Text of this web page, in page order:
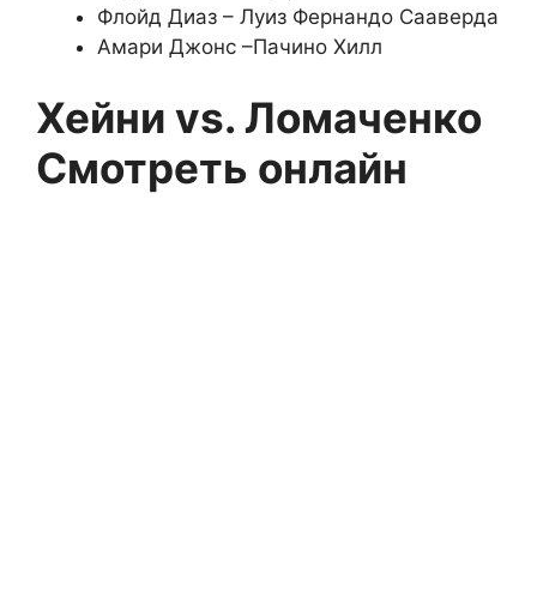
Флойд Диаз – Луиз Фернандо Сааверда
Амари Джонс –Пачино Хилл
Хейни vs. Ломаченко
Смотреть онлайн